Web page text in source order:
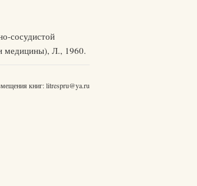
сосудистой
медицины), Л., 1960.
книг:litrespru@ya.ru